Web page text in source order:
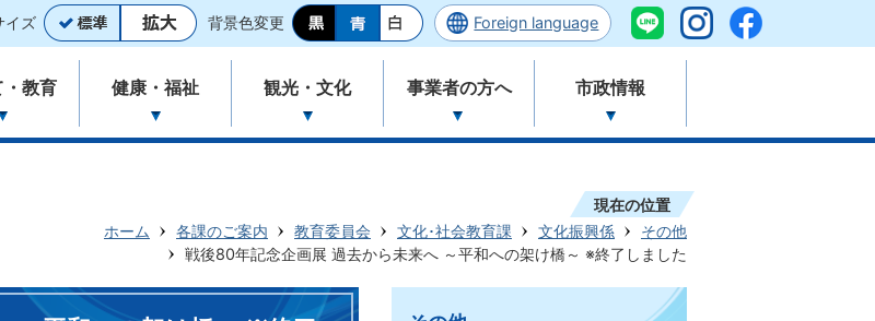
イズ 背景色変更 Foreign language
・教育 健康・福祉 観光・文化 事業者の方へ 市政情報
現在の位置
ホーム
各課のご案内 教育委員会 文化･社会教育課 文化振興係
その他
戦後80年記念企画展 過去から未来へ ～平和への架け橋～ ※終了しました